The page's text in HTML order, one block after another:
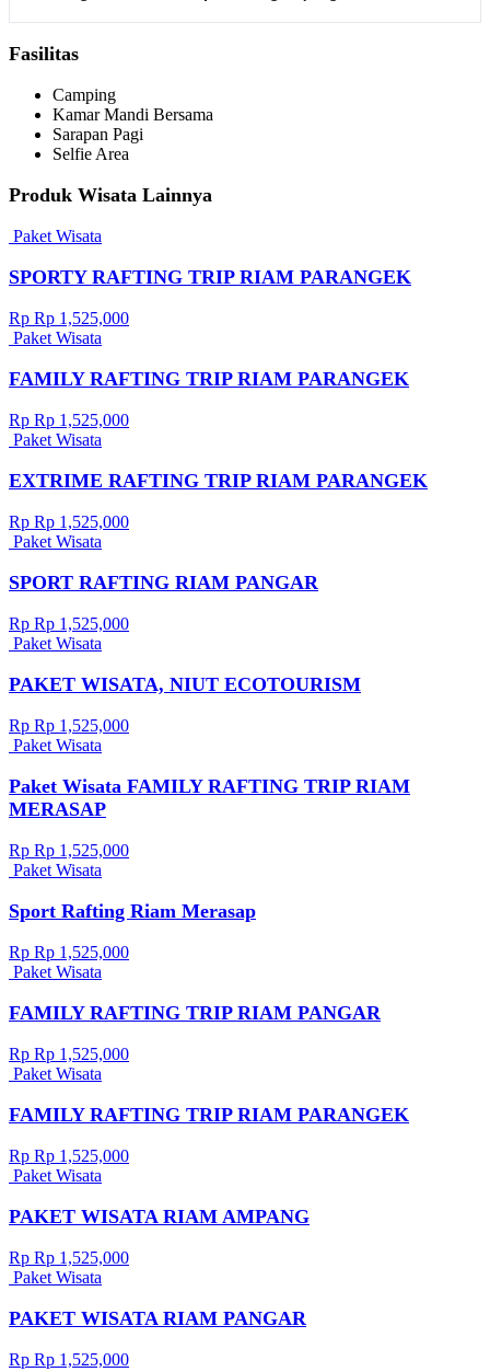
Fasilitas
Camping
Kamar Mandi Bersama
Sarapan Pagi
Selfie Area
Produk Wisata Lainnya
Paket Wisata
SPORTY RAFTING TRIP RIAM PARANGEK
Rp Rp 1,525,000
Paket Wisata
FAMILY RAFTING TRIP RIAM PARANGEK
Rp Rp 1,525,000
Paket Wisata
EXTRIME RAFTING TRIP RIAM PARANGEK
Rp Rp 1,525,000
Paket Wisata
SPORT RAFTING RIAM PANGAR
Rp Rp 1,525,000
Paket Wisata
PAKET WISATA, NIUT ECOTOURISM
Rp Rp 1,525,000
Paket Wisata
Paket Wisata FAMILY RAFTING TRIP RIAM
MERASAP
Rp Rp 1,525,000
Paket Wisata
Sport Rafting Riam Merasap
Rp Rp 1,525,000
Paket Wisata
FAMILY RAFTING TRIP RIAM PANGAR
Rp Rp 1,525,000
Paket Wisata
FAMILY RAFTING TRIP RIAM PARANGEK
Rp Rp 1,525,000
Paket Wisata
PAKET WISATA RIAM AMPANG
Rp Rp 1,525,000
Paket Wisata
PAKET WISATA RIAM PANGAR
Rp Rp 1,525,000